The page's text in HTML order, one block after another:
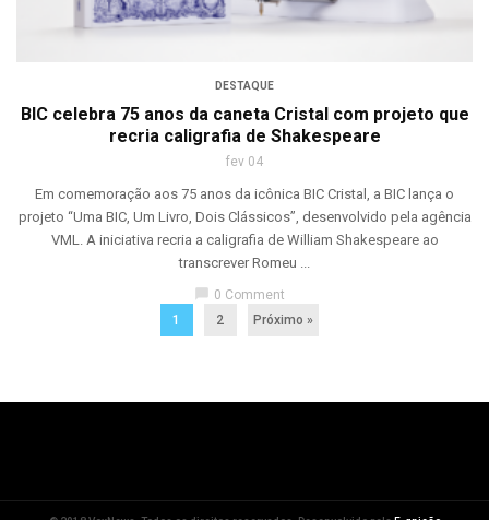
DESTAQUE
BIC celebra 75 anos da caneta Cristal com projeto que
recria caligrafia de Shakespeare
fev 04
Em comemoração aos 75 anos da icônica BIC Cristal, a BIC lança o
projeto “Uma BIC, Um Livro, Dois Clássicos”, desenvolvido pela agência
VML. A iniciativa recria a caligrafia de William Shakespeare ao
transcrever Romeu ...
0 Comment
1
2 Próximo »